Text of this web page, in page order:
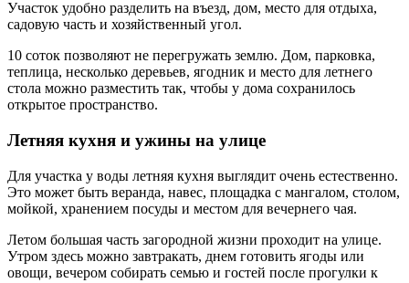
Участок удобно разделить на въезд, дом, место для отдыха,
садовую часть и хозяйственный угол.
10 соток позволяют не перегружать землю. Дом, парковка,
теплица, несколько деревьев, ягодник и место для летнего
стола можно разместить так, чтобы у дома сохранилось
открытое пространство.
Летняя кухня и ужины на улице
Для участка у воды летняя кухня выглядит очень естественно.
Это может быть веранда, навес, площадка с мангалом, столом,
мойкой, хранением посуды и местом для вечернего чая.
Летом большая часть загородной жизни проходит на улице.
Утром здесь можно завтракать, днем готовить ягоды или
овощи, вечером собирать семью и гостей после прогулки к